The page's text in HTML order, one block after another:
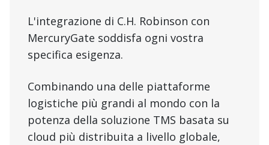
L'integrazione di C.H. Robinson con
MercuryGate soddisfa ogni vostra
specifica esigenza.
Combinando una delle piattaforme
logistiche più grandi al mondo con la
potenza della soluzione TMS basata su
cloud più distribuita a livello globale,